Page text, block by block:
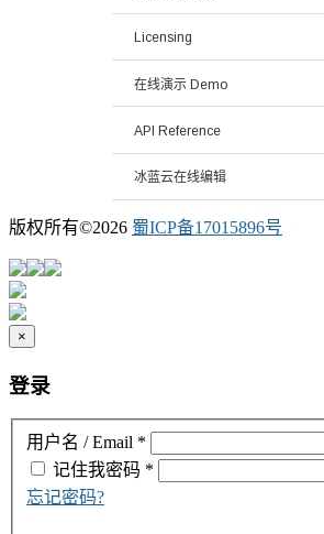
Licensing
在线演示 Demo
API Reference
冰蓝云在线编辑
版权所有©2026 蜀ICP备17015896号
×
登录
用户名 / Email *
密码 *
记住我
忘记密码?